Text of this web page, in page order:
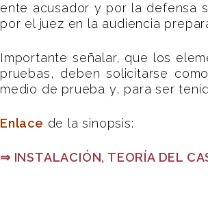
ente acusador y por la defensa
por el juez en la audiencia
Importante señalar, que los
pruebas, deben solicitarse
medio de prueba y, para ser
Enlace de la sinopsis:
⇒ INSTALACIÓN, TEORÍA DEL